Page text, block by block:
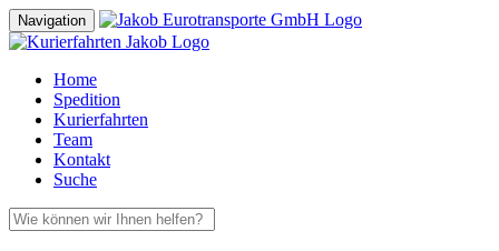
Navigation
Home
Spedition
Kurierfahrten
Team
Kontakt
Suche